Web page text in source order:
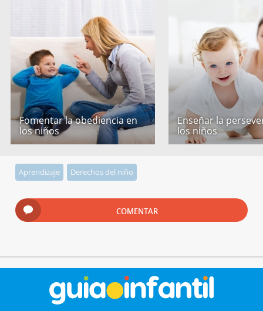
Fomentar la obediencia en
los niños
Enseñar la
los niños
Aprendizaje Derechos del niño
COMENTAR